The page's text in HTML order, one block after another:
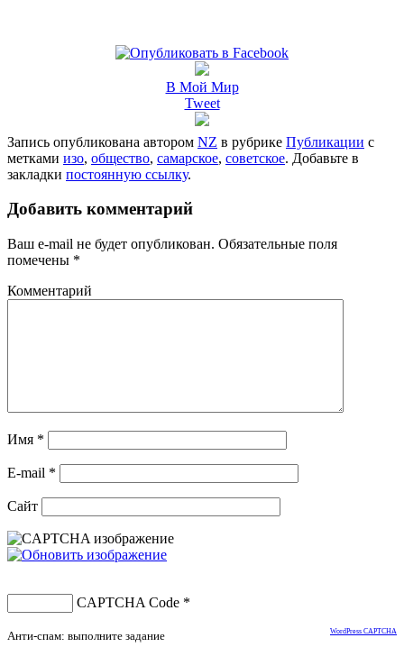
В Мой Мир
Tweet
Запись опубликована автором NZ в рубрике Публикации с
метками изо, общество, самарское, советское. Добавьте в
закладки постоянную ссылку.
Добавить комментарий
Ваш e-mail не будет опубликован. Обязательные поля
помечены *
Комментарий
Имя *
E-mail *
Сайт
CAPTCHA Code *
Анти-спам: выполните задание WordPress CAPTCHA